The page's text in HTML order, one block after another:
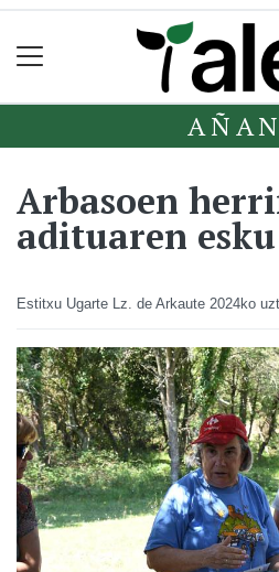
Arbasoen
adituaren esku
Estitxu Ugarte Lz. de Arkaute 2024ko